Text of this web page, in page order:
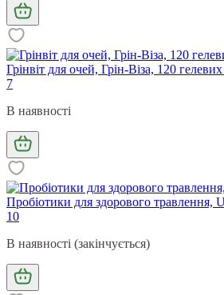
Грінвіт для очей, Грін-Віза, 120
7
В наявності
Пробіотики для здорового травлення,
10
В наявності (закінчується)